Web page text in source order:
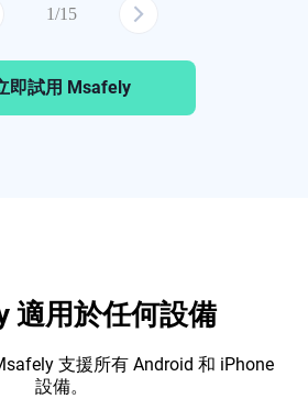
1/15
即試用 Msafely
適用於任何設備
支援所有 Android 和 iPhone
設備。